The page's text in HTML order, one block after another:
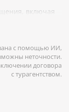
включая
бизнес-
для
терапии
с помощью ИИ,
неточности.
договора
с турагентством.